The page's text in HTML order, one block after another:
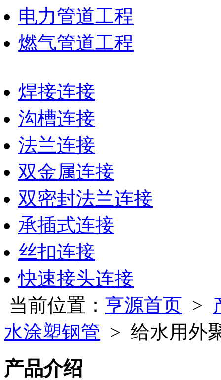
电力管道工程
燃气管道工程
焊接连接
沟槽连接
法兰连接
双金属连接
双密封法兰连接
承插式连接
丝扣连接
快速接头连接
当前位置： 亨源首页 >
水涂塑钢管 > 给水用外
产品介绍